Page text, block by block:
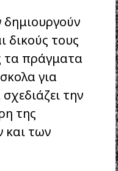
δημιουργούν
δικούς τους
τα πράγματα
για
την
της
και των